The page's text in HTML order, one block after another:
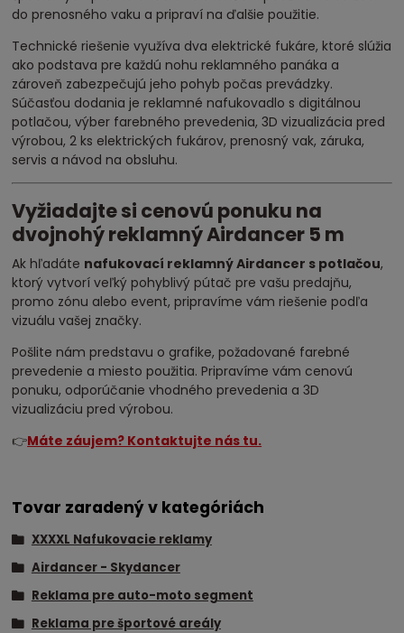
do prenosného vaku a pripraví na ďalšie použitie.
Technické riešenie využíva dva elektrické fukáre, ktoré slúžia
ako podstava pre každú nohu reklamného panáka a
zároveň zabezpečujú jeho pohyb počas prevádzky.
Súčasťou dodania je reklamné nafukovadlo s digitálnou
potlačou, výber farebného prevedenia, 3D vizualizácia pred
výrobou, 2 ks elektrických fukárov, prenosný vak, záruka,
servis a návod na obsluhu.
Vyžiadajte si cenovú ponuku na
dvojnohý reklamný Airdancer 5 m
Ak hľadáte nafukovací reklamný Airdancer s potlačou,
ktorý vytvorí veľký pohyblivý pútač pre vašu predajňu,
promo zónu alebo event, pripravíme vám riešenie podľa
vizuálu vašej značky.
Pošlite nám predstavu o grafike, požadované farebné
prevedenie a miesto použitia. Pripravíme vám cenovú
ponuku, odporúčanie vhodného prevedenia a 3D
vizualizáciu pred výrobou.
👉Máte záujem? Kontaktujte nás tu.
Tovar zaradený v kategóriách
XXXXL Nafukovacie reklamy
Airdancer - Skydancer
Reklama pre auto-moto segment
Reklama pre športové areály